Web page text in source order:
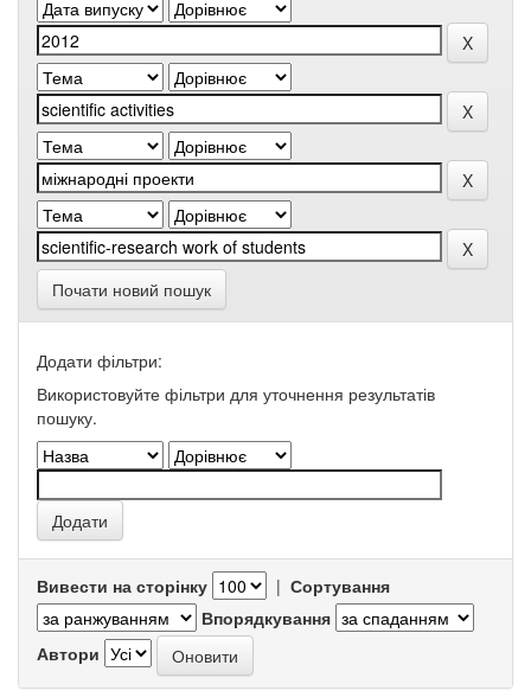
Почати новий пошук
Додати фільтри:
Використовуйте фільтри для уточнення результатів
пошуку.
Вивести на сторінку | Сортування
Впорядкування
Автори